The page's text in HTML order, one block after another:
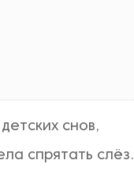
снов,
спрятать слёз.